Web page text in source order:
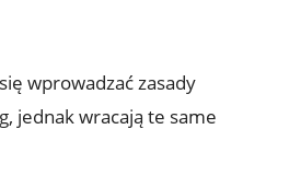
wprowadzać zasady
jednak wracają te same